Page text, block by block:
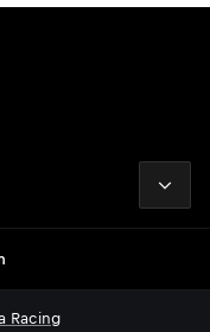
Racing